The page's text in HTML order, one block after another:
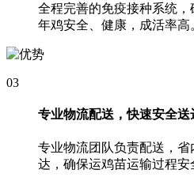
全程完善的免疫接种系统
年鸡安全、健康，成活率高
03
专业物流配送，快速安全送
专业物流团队负责配送，
达，确保运鸡苗运输过程安